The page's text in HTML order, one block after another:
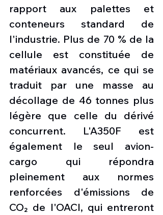
rapport aux palettes et
conteneurs standard de
l'industrie. Plus de 70 % de la
cellule est constituée de
matériaux avancés, ce qui se
traduit par une masse au
décollage de 46 tonnes plus
légère que celle du dérivé
concurrent. L'A350F est
également le seul avion-
cargo qui répondra
pleinement aux normes
renforcées d'émissions de
CO₂ de l'OACI, qui entreront